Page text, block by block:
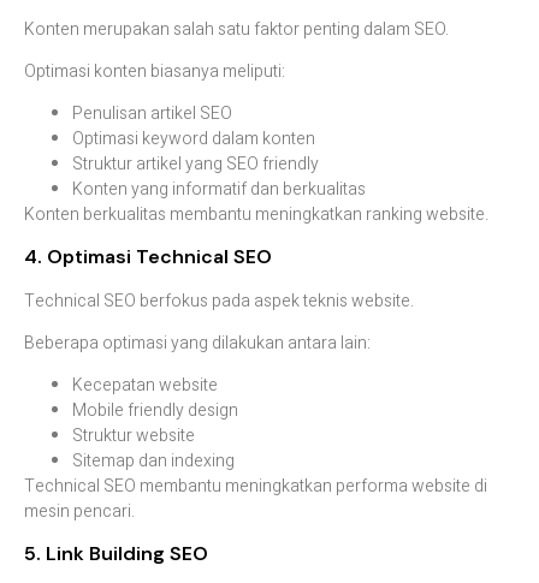
Konten merupakan salah satu faktorpenting dalam SEO.
Optimasi konten biasanya meliputi:
Penulisan artikel SEO
Optimasi keyword dalam konten
Strukturartikelyang SEO friendly
Kontenyang informatifdan berkualitas
Konten berkualitas membantu meningkatkan rankingwebsite.
4. Optimasi Technical SEO
Technical SEO berfokus pada aspektekniswebsite.
Beberapa optimasiyang dilakukan antara lain:
Kecepatanwebsite
Mobile friendlydesign
Strukturwebsite
Sitemap dan indexing
Technical SEO membantu meningkatkan performawebsite di
mesin pencari.
5. Link Building SEO